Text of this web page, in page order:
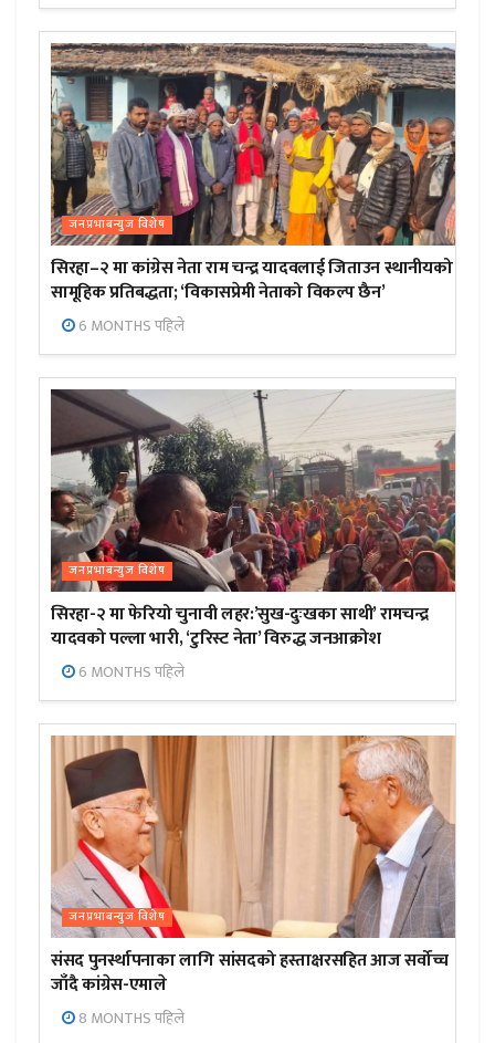
जनप्रभाबन्युज विशेष
सिरहा–२ मा कांग्रेस नेता राम चन्द्र यादवलाई जिताउन स्थानीयको
सामूहिक प्रतिबद्धता; ‘विकासप्रेमी नेताको विकल्प छैन’
6 MONTHS पहिले
जनप्रभाबन्युज विशेष
सिरहा-२ मा फेरियो चुनावी लहर:’सुख-दुःखका साथी’ रामचन्द्र
यादवको पल्ला भारी, ‘टुरिस्ट नेता’ विरुद्ध जनआक्रोश
6 MONTHS पहिले
जनप्रभाबन्युज विशेष
संसद पुनर्स्थापनाका लागि सांसदको हस्ताक्षरसहित आज सर्वोच्च
जाँदै कांग्रेस-एमाले
8 MONTHS पहिले